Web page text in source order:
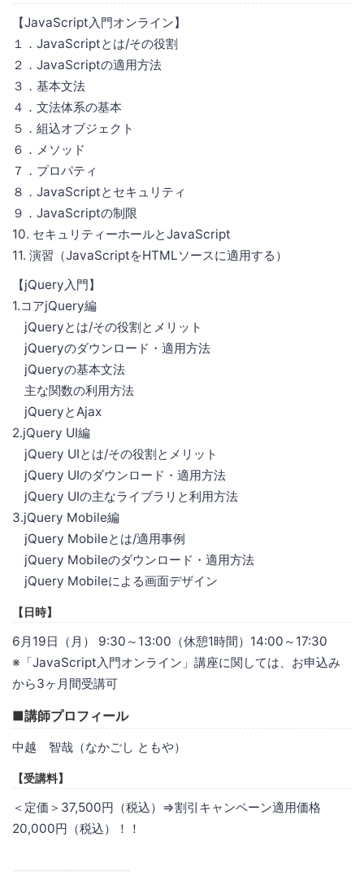
【JavaScript入門オンライン】
１．JavaScriptとは/その役割
２．JavaScriptの適用方法
３．基本文法
４．文法体系の基本
５．組込オブジェクト
６．メソッド
７．プロパティ
８．JavaScriptとセキュリティ
９．JavaScriptの制限
10. セキュリティーホールとJavaScript
11. 演習（JavaScriptをHTMLソースに適用する）
【jQuery入門】
1.コアjQuery編
jQueryとは/その役割とメリット
jQueryのダウンロード・適用方法
jQueryの基本文法
主な関数の利用方法
jQueryとAjax
2.jQuery UI編
jQuery UIとは/その役割とメリット
jQuery UIのダウンロード・適用方法
jQuery UIの主なライブラリと利用方法
3.jQuery Mobile編
jQuery Mobileとは/適用事例
jQuery Mobileのダウンロード・適用方法
jQuery Mobileによる画面デザイン
【日時】
6月19日（月） 9:30～13:00（休憩1時間）14:00～17:30
※「JavaScript入門オンライン」講座に関しては、お申込み
から3ヶ月間受講可
■講師プロフィール
中越 智哉（なかごし ともや）
【受講料】
＜定価＞37,500円（税込）⇒割引キャンペーン適用価格
20,000円（税込）！！